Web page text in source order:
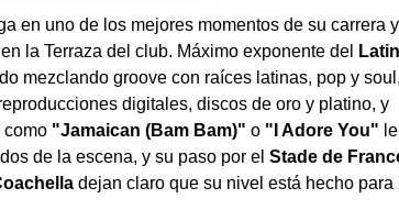
en uno de los mejores momentos de su carrera
la Terraza del club. Máximo exponente del
Latin
mezclando groove con raíces latinas, pop y soul,
digitales, discos de oro y platino, y
como "Jamaican (Bam Bam)" o "I Adore You" le
de la escena, y su paso por el Stade de
dejan claro que su nivel está hecho para